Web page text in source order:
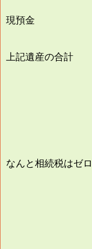
現
上記
なんと相続税はゼ